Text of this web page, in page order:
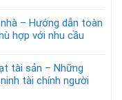
– Hướng dẫn toàn
hợp với nhu cầu
tài sản – Những
tài chính người